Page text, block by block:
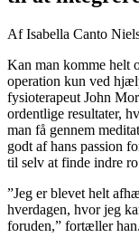
Af Isabella Canto
Kan man komme helt
operation kun ved
fysioterapeut John
ordentlige resultater,
man få gennem
godt af hans passion
til selv at finde indre
”Jeg er blevet helt
hverdagen, hvor jeg
foruden,” fortæller han.